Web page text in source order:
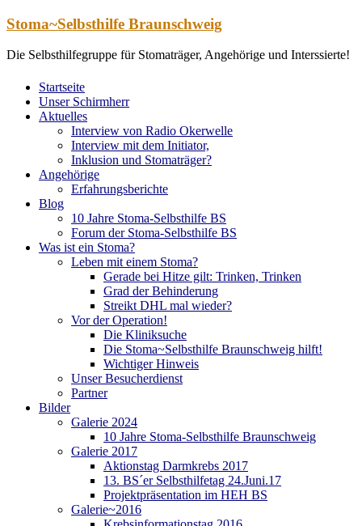
Zum
springen
Stoma~Selbsthilfe Braunschweig
Die Selbsthilfegruppe für Stomaträger, Angehörige und Interssierte!
Startseite
Unser Schirmherr
Aktuelles
Interview von Radio Okerwelle
Interview mit dem Initiator,
Inklusion und Stomaträger?
Angehörige
Erfahrungsberichte
Blog
10 Jahre Stoma-Selbsthilfe BS
Forum der Stoma-Selbsthilfe BS
Was ist ein Stoma?
Leben mit einem Stoma?
Gerade bei Hitze gilt: Trinken, Trinken
Grad der Behinderung
Streikt DHL mal wieder?
Vor der Operation!
Die Kliniksuche
Die Stoma~Selbsthilfe Braunschweig hilft!
Wichtiger Hinweis
Unser Besucherdienst
Partner
Bilder
Galerie 2024
10 Jahre Stoma-Selbsthilfe Braunschweig
Galerie 2017
Aktionstag Darmkrebs 2017
13. BS´er Selbsthilfetag 24.Juni.17
Projektpräsentation im HEH BS
Galerie~2016